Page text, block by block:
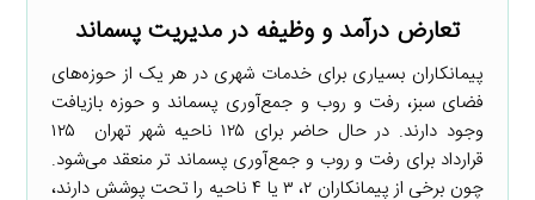
تعارض درآمد و وظیفه در مدیریت پسماند
پیمانکاران بسیاری برای خدمات شهری در هر یک از حوزه‌های
فضای سبز، رفت و روب و جمع‌آوری پسماند و حوزه بازیافت
وجود دارند. در حال حاضر برای ۱۲۵ ناحیه شهر تهران ۱۲۵
قرارداد برای رفت و روب و جمع‌آوری پسماند تر منعقد می‌شود.
چون برخی از پیمانکاران ۲، ۳ یا ۴ ناحیه را تحت پوشش دارند،